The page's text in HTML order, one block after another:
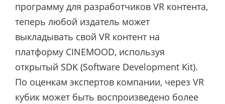
программу для разработчиков VR контента,
теперь любой издатель может
выкладывать свой VR контент на
платформу CINEMOOD, используя
открытый SDK (Software Development Kit).
По оценкам экспертов компании, через VR
кубик может быть воспроизведено более